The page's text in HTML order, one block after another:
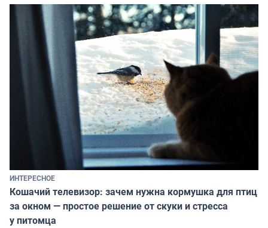
ИНТЕРЕСНОЕ
Кошачий телевизор: зачем нужна кормушка для птиц
за окном — простое решение от скуки и стресса
у питомца